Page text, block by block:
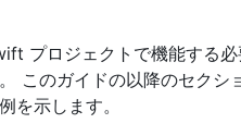
プロジェクトで機能する
このガイドの以降のセク
を示します。